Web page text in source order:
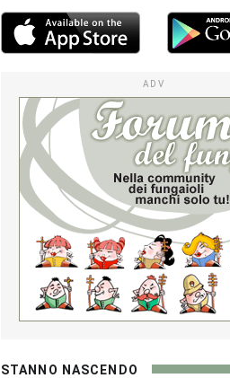
ADV
STANNO NASCENDO